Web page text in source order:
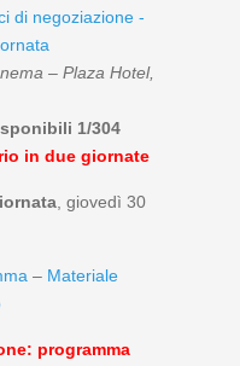
di negoziazione -
– Plaza Hotel,
1/304
in due giornate
, giovedì 30
– Materiale
programma